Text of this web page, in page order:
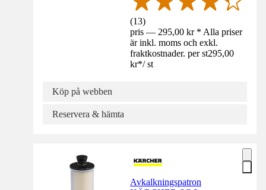
(13)
pris — 295,00 kr * Alla priser
är inkl. moms och exkl.
fraktkostnader. per st295,00
kr*/ st
Köp på webben
Reservera & hämta
Avkalkningspatron